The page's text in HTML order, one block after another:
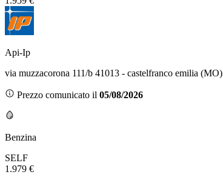
Api-Ip
via muzzacorona 111/b 41013 - castelfranco emilia (MO)
Prezzo comunicato il 05/08/2026
Benzina
SELF
1.979 €